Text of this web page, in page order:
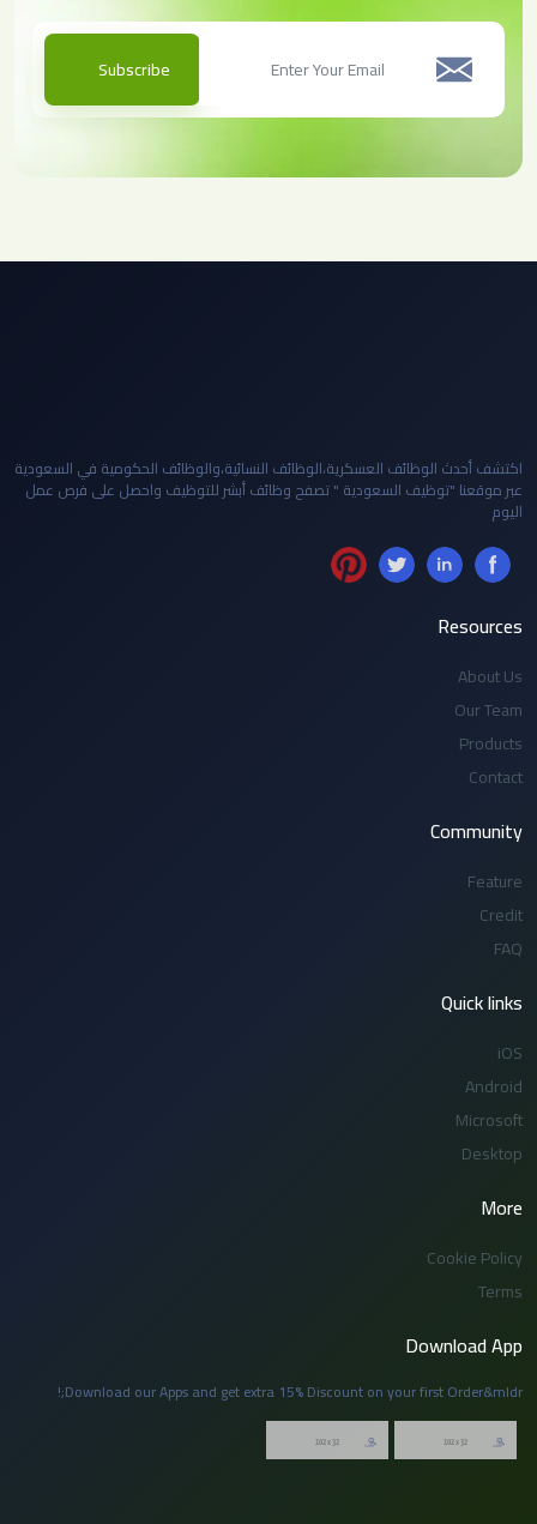
Subscribe
اكتشف أحدث الوظائف العسكرية،الوظائف النسائية،والوظائف الحكومية في السعودية
عبر موقعنا "توظيف السعودية " تصفح وظائف أبشر للتوظيف واحصل على فرص عمل
اليوم
Resources
About Us
Our Team
Products
Contact
Community
Feature
Credit
FAQ
Quick links
iOS
Android
Microsoft
Desktop
More
Cookie Policy
Terms
Download App
Download our Apps and get extra 15% Discount on your first Order&mldr;!